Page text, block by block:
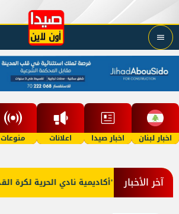
اخبار لبنان اخبار صيدا اعلانات منوعات
آخر الأخبار
مرجان يطلق 'أكاديمية نادي الحرية لكرة القدم'